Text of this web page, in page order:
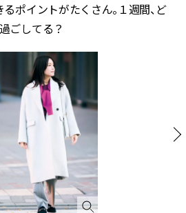
ポイントがたくさん。１週間、ど
ごしてる？